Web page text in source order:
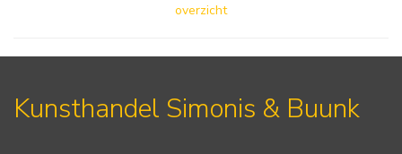
overzicht
Kunsthandel Simonis & Buunk